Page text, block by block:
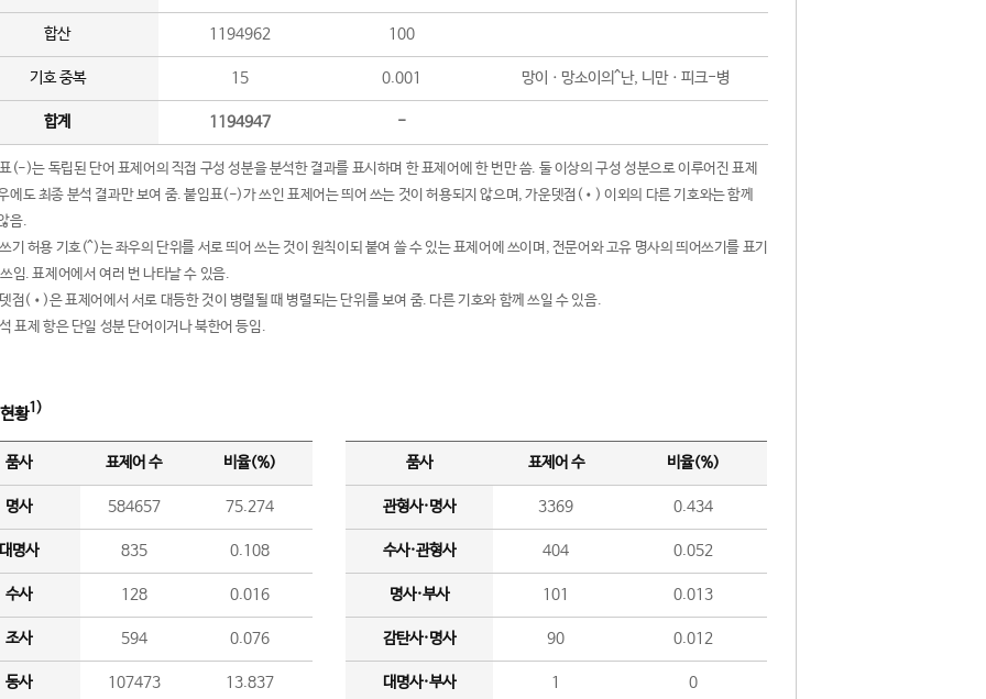
합산 1194962 100
기호 중복 15 0.001 망이ㆍ망소이의^난, 니만ㆍ피크-병
합계 1194947 -
(-)는 독립된 단어 표제어의 직접 구성 성분을 분석한 결과를 표시하며 한 표제어에 한 번만 씀. 둘 이상의 구성 성분으로 이루어진 표제
에도 최종 분석 결과만 보여 줌. 붙임표(-)가 쓰인 표제어는 띄어 쓰는 것이 허용되지 않으며, 가운뎃점(•) 이외의 다른 기호와는 함께
음.
기 허용 기호(^)는 좌우의 단위를 서로 띄어 쓰는 것이 원칙이되 붙여 쓸 수 있는 표제어에 쓰이며, 전문어와 고유 명사의 띄어쓰기를 표기
임. 표제어에서 여러 번 나타날 수 있음.
점(•)은 표제어에서 서로 대등한 것이 병렬될 때 병렬되는 단위를 보여 줌. 다른 기호와 함께 쓰일 수 있음.
표제 항은 단일 성분 단어이거나 북한어 등임.
황1)
품사 표제어 수 비율(%)
명사 584657 75.274
명사 835 0.108
수사 128 0.016
조사 594 0.076
동사 107473 13.837
품사 표제어 수 비율(%)
관형사·명사 3369 0.434
수사·관형사 404 0.052
명사·부사 101 0.013
감탄사·명사 90 0.012
대명사·부사 1 0